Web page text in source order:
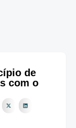
de
com o